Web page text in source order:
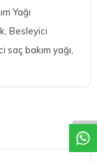
Yağı
Besleyici
bakım yağı,